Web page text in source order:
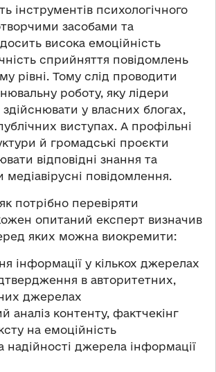
інструментів психологічного
засобами та
висока емоційність
сприйняття повідомлень
рівні. Тому слід проводити
роботу, яку лідери
у власних блогах,
виступах. А профільні
й громадські проєкти
відповідні знання та
медіавірусні повідомлення.
потрібно перевіряти
опитаний експерт визначив
яких можна виокремити:
інформації у кількох джерелах
в авторитетних,
джерелах
аналіз контенту, фактчекінг
на емоційність
надійності джерела інформації